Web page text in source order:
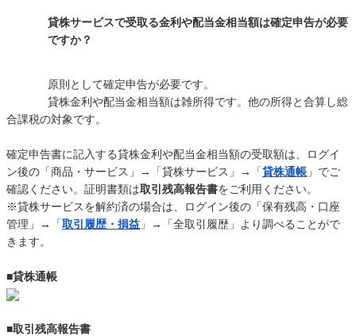
貸株サービスで受取る金利や配当金相当額は確定申告が必要
ですか？
原則として確定申告が必要です。
貸株金利や配当金相当額は雑所得です。他の所得と合算し総
合課税の対象です。
確定申告書に記入する貸株金利や配当金相当額の受取額は、ログイ
ン後の「商品・サービス」→「貸株サービス」→「貸株通帳 」でご
確認ください。証明書類は取引残高報告書をご利用ください。
※貸株サービスを解約済の場合は、ログイン後の「保有残高・口座
管理」→「取引履歴・損益 」→「全取引履歴」より調べることがで
きます。
■貸株通帳
■取引残高報告書